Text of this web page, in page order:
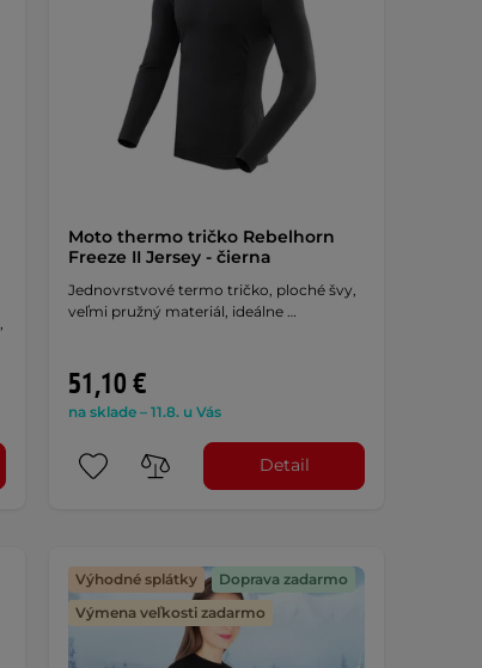
Moto thermo tričko Rebelhorn
Freeze II Jersey - čierna
Jednovrstvové termo tričko, ploché švy,
veľmi pružný materiál, ideálne …
51,10 €
na sklade – 11.8. u Vás
Detail
Výhodné splátky
Doprava zadarmo
Výmena veľkosti zadarmo